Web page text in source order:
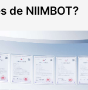
de NIIMBOT?